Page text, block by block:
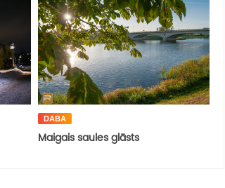
DABA
Maigais saules glāsts